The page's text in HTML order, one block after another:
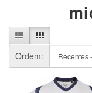
Ordem: